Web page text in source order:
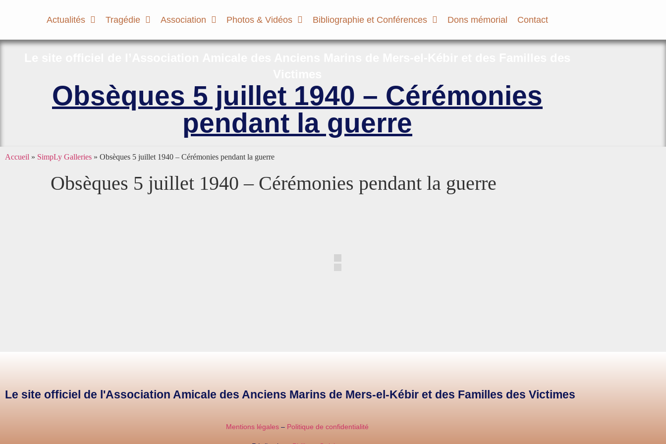
Actualités Tragédie Association Photos & Vidéos Bibliographie et Conférences Dons mémorial Contact
Obsèques 5 juillet 1940 – Cérémonies
pendant la guerre
Accueil » SimpLy Galleries » Obsèques 5 juillet 1940 – Cérémonies pendant la guerre
Obsèques 5 juillet 1940 – Cérémonies pendant la guerre
Le site officiel de l'Association Amicale des Anciens Marins de Mers-el-Kébir et des Familles des Victimes
Mentions légales – Politique de confidentialité